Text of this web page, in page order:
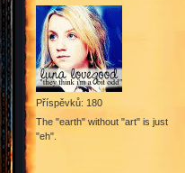
Příspěvků: 180
The "earth" without "art" is just
"eh".